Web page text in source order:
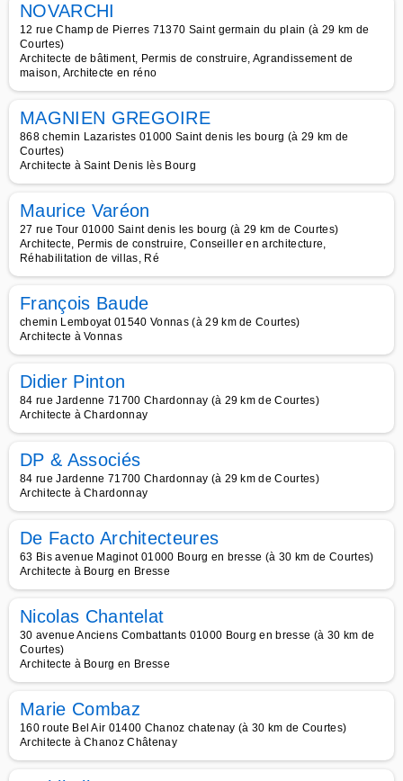
NOVARCHI
12 rue Champ de Pierres 71370 Saint germain du plain (à 29 km de
Courtes)
Architecte de bâtiment, Permis de construire, Agrandissement de
maison, Architecte en réno
MAGNIEN GREGOIRE
868 chemin Lazaristes 01000 Saint denis les bourg (à 29 km de
Courtes)
Architecte à Saint Denis lès Bourg
Maurice Varéon
27 rue Tour 01000 Saint denis les bourg (à 29 km de Courtes)
Architecte, Permis de construire, Conseiller en architecture,
Réhabilitation de villas, Ré
François Baude
chemin Lemboyat 01540 Vonnas (à 29 km de Courtes)
Architecte à Vonnas
Didier Pinton
84 rue Jardenne 71700 Chardonnay (à 29 km de Courtes)
Architecte à Chardonnay
DP & Associés
84 rue Jardenne 71700 Chardonnay (à 29 km de Courtes)
Architecte à Chardonnay
De Facto Architecteures
63 Bis avenue Maginot 01000 Bourg en bresse (à 30 km de Courtes)
Architecte à Bourg en Bresse
Nicolas Chantelat
30 avenue Anciens Combattants 01000 Bourg en bresse (à 30 km de
Courtes)
Architecte à Bourg en Bresse
Marie Combaz
160 route Bel Air 01400 Chanoz chatenay (à 30 km de Courtes)
Architecte à Chanoz Châtenay